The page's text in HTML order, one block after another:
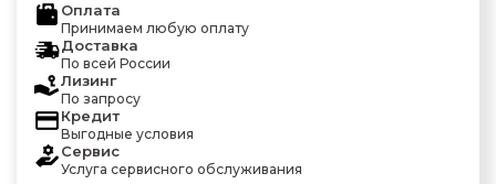
Оплата
Принимаем любую оплату
Доставка
По всей России
Лизинг
По запросу
Кредит
Выгодные условия
Сервис
Услуга сервисного обслуживания